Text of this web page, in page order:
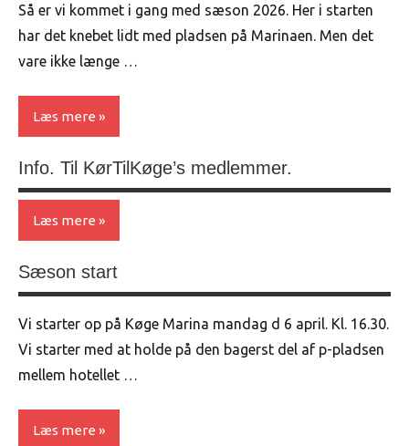
Så er vi kommet i gang med sæson 2026. Her i starten
har det knebet lidt med pladsen på Marinaen. Men det
vare ikke længe …
Læs mere
Uncategorized
Info. Til KørTilKøge’s medlemmer.
Læs mere
Uncategorized
Sæson start
Vi starter op på Køge Marina mandag d 6 april. Kl. 16.30.
Vi starter med at holde på den bagerst del af p-pladsen
mellem hotellet …
Læs mere